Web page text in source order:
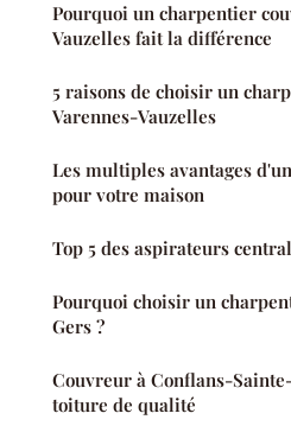
Pourquoi un charpentier
Vauzelles fait la différence
5 raisons de choisir un
Varennes-Vauzelles
Les multiples avantages
pour votre maison
Top 5 des aspirateurs
Pourquoi choisir un
Gers ?
Couvreur à Conflans-
toiture de qualité